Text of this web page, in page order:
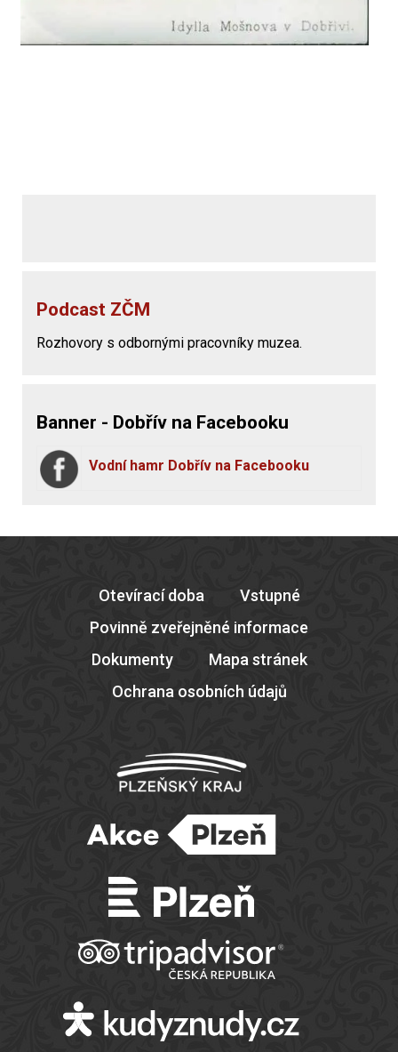
Podcast ZČM
Rozhovory s odbornými pracovníky muzea.
Banner - Dobřív na Facebooku
Vodní hamr Dobřív na Facebooku
Otevírací doba
Vstupné
Povinně zveřejněné informace
Dokumenty
Mapa stránek
Ochrana osobních údajů